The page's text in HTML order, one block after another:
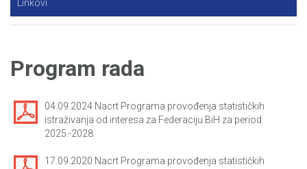
Linkovi
Program rada
04.09.2024 Nacrt Programa provođenja statističkih
istraživanja od interesa za Federaciju BiH za period
2025.-2028.
17.09.2020 Nacrt Programa provođenja statističkih